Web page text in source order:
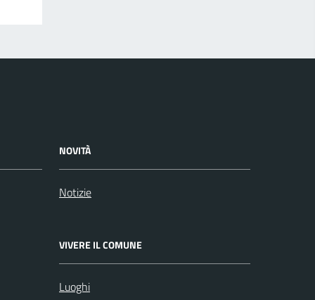
NOVITÀ
Notizie
VIVERE IL COMUNE
Luoghi